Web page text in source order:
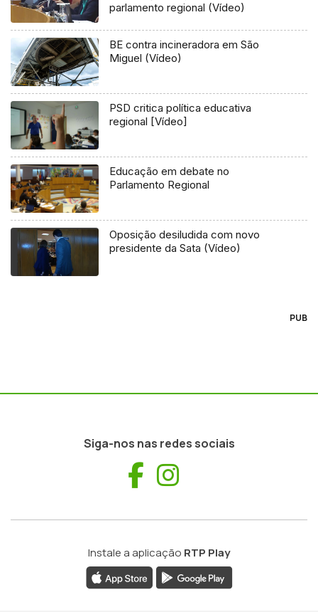
parlamento regional (Vídeo)
BE contra incineradora em São
Miguel (Vídeo)
PSD critica política educativa
regional [Vídeo]
Educação em debate no
Parlamento Regional
Oposição desiludida com novo
presidente da Sata (Vídeo)
PUB
Siga-nos nas redes sociais
Facebook
Instale a aplicação RTP Play